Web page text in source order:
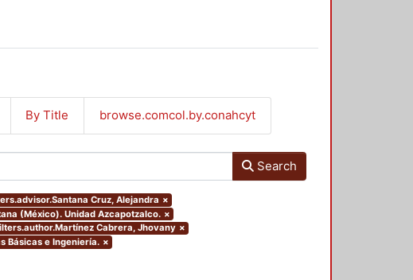
By Title browse.comcol.by.conahcyt
Search
Cruz, Alejandra ×
(México). Unidad Azcapotzalco. ×
Cabrera, Jhovany ×
Básicas e Ingeniería. ×